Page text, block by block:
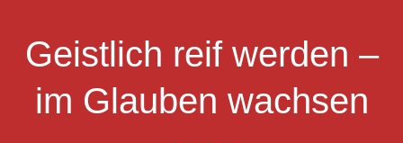
Geistlich reif werden –
im Glauben wachsen